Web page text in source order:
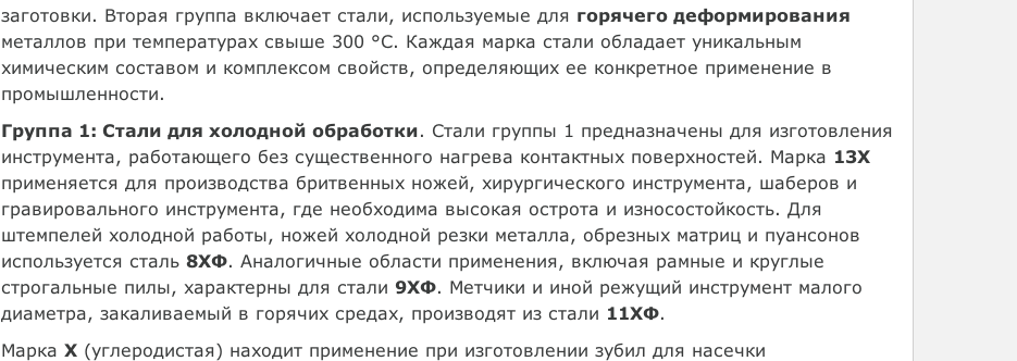
заготовки. Вторая группа включает стали, используемые для горячего деформирования
металлов при температурах свыше 300 °С. Каждая марка стали обладает уникальным
химическим составом и комплексом свойств, определяющих ее конкретное применение в
промышленности.
Группа 1: Стали для холодной обработки. Стали группы 1 предназначены для изготовления
инструмента, работающего без существенного нагрева контактных поверхностей. Марка 13Х
применяется для производства бритвенных ножей, хирургического инструмента, шаберов и
гравировального инструмента, где необходима высокая острота и износостойкость. Для
штемпелей холодной работы, ножей холодной резки металла, обрезных матриц и пуансонов
используется сталь 8ХФ. Аналогичные области применения, включая рамные и круглые
строгальные пилы, характерны для стали 9ХФ. Метчики и иной режущий инструмент малого
диаметра, закаливаемый в горячих средах, производят из стали 11ХФ.
Марка Х(углеродистая) находит применение при изготовлении зубил для насечки